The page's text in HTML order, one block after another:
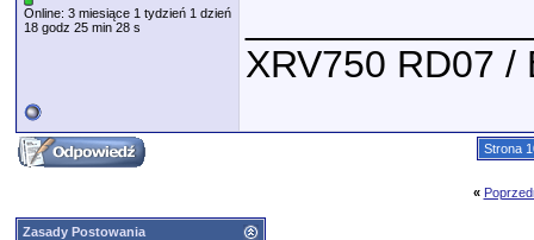
Online: 3 miesiące 1 tydzień 1 dzień
18 godz 25 min 28 s
XRV750 RD07 /
Strona
«
Zasady Postowania